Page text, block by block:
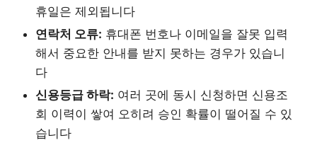
휴일은 제외됩니다
연락처 오류: 휴대폰 번호나 이메일을 잘못 입력
해서 중요한 안내를 받지 못하는 경우가 있습니
다
신용등급 하락: 여러 곳에 동시 신청하면 신용조
회 이력이 쌓여 오히려 승인 확률이 떨어질 수 있
습니다